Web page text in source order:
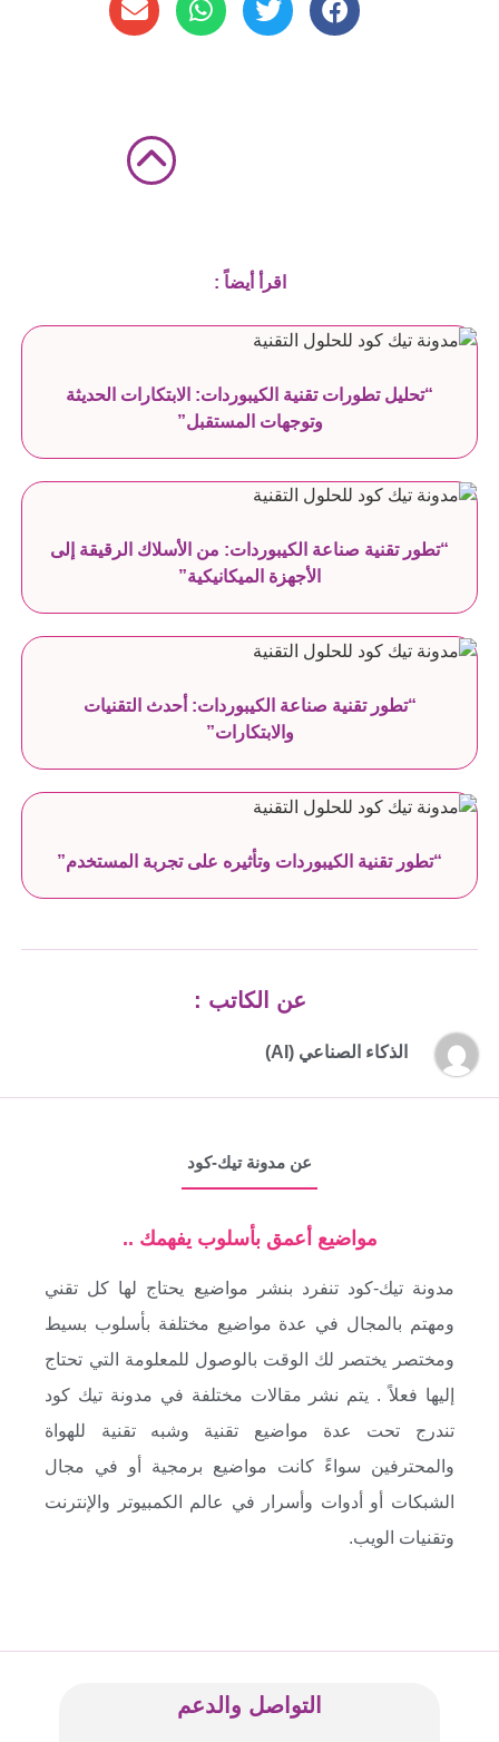
اقرأ أيضاً :
“تحليل تطورات تقنية الكيبوردات: الابتكارات الحديثة
وتوجهات المستقبل”
“تطور تقنية صناعة الكيبوردات: من الأسلاك الرقيقة إلى
الأجهزة الميكانيكية”
“تطور تقنية صناعة الكيبوردات: أحدث التقنيات
والابتكارات”
“تطور تقنية الكيبوردات وتأثيره على تجربة المستخدم”
عن الكاتب :
الذكاء الصناعي (AI)
عن مدونة تيك-كود
مواضيع أعمق بأسلوب يفهمك ..
مدونة تيك-كود تنفرد بنشر مواضيع يحتاج لها كل تقني
ومهتم بالمجال في عدة مواضيع مختلفة بأسلوب بسيط
ومختصر يختصر لك الوقت بالوصول للمعلومة التي تحتاج
إليها فعلاً . يتم نشر مقالات مختلفة في مدونة تيك كود
تندرج تحت عدة مواضيع تقنية وشبه تقنية للهواة
والمحترفين سواءً كانت مواضيع برمجية أو في مجال
الشبكات أو أدوات وأسرار في عالم الكمبيوتر والإنترنت
وتقنيات الويب.
التواصل والدعم